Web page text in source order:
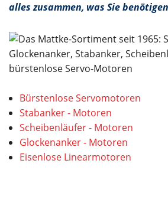
alles zusammen, was Sie
Bürstenlose Servomotoren
Stabanker - Motoren
Scheibenläufer - Motoren
Glockenanker - Motoren
Eisenlose Linearmotoren